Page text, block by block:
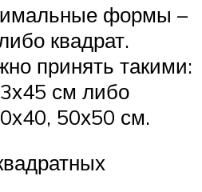
формы –
квадрат.
принять такими:
см либо
50х50 см.